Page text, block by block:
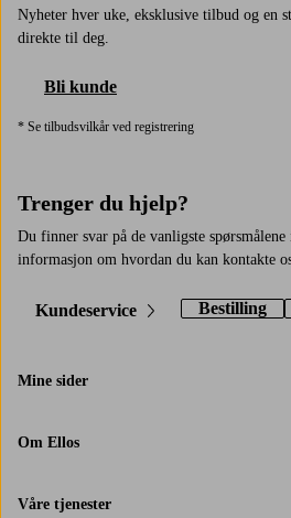
Nyheter hver uke, eksklusive tilbud og en
direkte til deg.
Bli kunde
* Se tilbudsvilkår ved registrering
Trenger du hjelp?
Du finner svar på de vanligste
informasjon om hvordan du kan kontakte
Kundeservice Bestilling
Mine sider
Om Ellos
Våre tjenester